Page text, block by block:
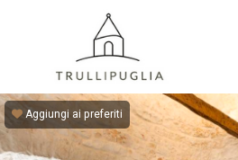
Aggiungi ai preferiti